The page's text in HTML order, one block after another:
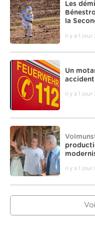
Les
la
il y a 1 jour
Un
il y a 1 jour
il y a 1 jour